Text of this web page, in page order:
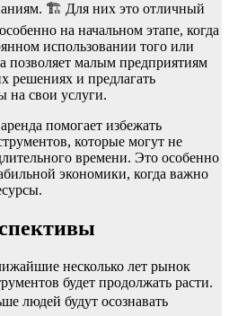
🏗️ Для них это отличный
на начальном этапе, когда
использовании того или
позволяет малым предприятиям
решениях и предлагать
на свои услуги.
помогает избежать
которые могут не
времени. Это особенно
экономики, когда важно
несколько лет рынок
будет продолжать расти.
людей будут осознавать